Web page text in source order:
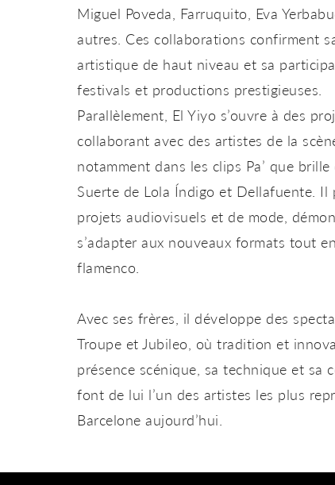
Miguel Poveda, Farruquito, Eva
autres. Ces collaborations confirment
artistique de haut niveau et sa
festivals et productions prestigieuses.
Parallèlement, El Yiyo s’ouvre à des
collaborant avec des artistes de la
notamment dans les clips Pa’ que brille
Suerte de Lola Índigo et Dellafuente. Il
projets audiovisuels et de mode,
s’adapter aux nouveaux formats tout
flamenco.
Avec ses frères, il développe des
Troupe et Jubileo, où tradition et
présence scénique, sa technique et sa
font de lui l’un des artistes les plus
Barcelone aujourd’hui.